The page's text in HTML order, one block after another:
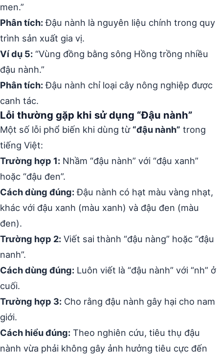
men.”
Phân tích:Đậu nành là nguyên liệu chính trong quy
trình sản xuất gia vị.
Ví dụ 5: “Vùng đồng bằng sông Hồng trồng nhiều
đậu nành.”
Phân tích:Đậu nành chỉ loại cây nông nghiệp được
canh tác.
Lỗi thường gặp khi sử dụng “Đậu nành”
Một số lỗi phổ biến khi dùng từ “đậu nành” trong
tiếng Việt:
Trường hợp 1: Nhầm “đậu nành” với “đậu xanh”
hoặc “đậu đen”.
Cách dùng đúng:Đậu nành có hạt màu vàng nhạt,
khác với đậu xanh (màu xanh) và đậu đen (màu
đen).
Trường hợp 2: Viết sai thành “đậu nàng” hoặc “đậu
nanh”.
Cách dùng đúng: Luôn viết là “đậu nành” với “nh” ở
cuối.
Trường hợp 3: Cho rằng đậu nành gây hại cho nam
giới.
Cách hiểu đúng: Theo nghiên cứu, tiêu thụ đậu
nành vừa phải không gây ảnh hưởng tiêu cực đến